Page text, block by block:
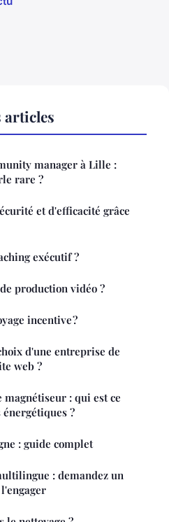
articles
manager à Lille :
rare ?
et d'efficacité grâce
exécutif ?
production vidéo ?
incentive ?
d'une entreprise de
web ?
: qui est ce
?
: guide complet
: demandez un